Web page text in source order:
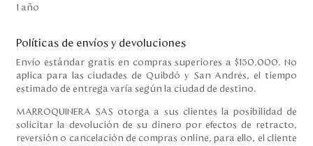
1 año
Políticas de envíos y devoluciones
Envío estándar gratis en compras superiores a $150.000. No
aplica para las ciudades de Quibdó y San Andrés, el tiempo
estimado de entrega varía según la ciudad de destino.
MARROQUINERA SAS otorga a sus clientes la posibilidad de
solicitar la devolución de su dinero por efectos de retracto,
reversión o cancelación de compras online, para ello, el cliente